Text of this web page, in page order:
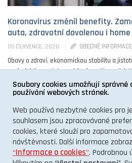
Koronavirus změnil benefity.
auta, zdravotní dovolenou i
05 ČERVENCE, 2020
OBECNÉ INFORMACE
Obavy o zdraví, ekonomickou stabilitu a
v prioritách zaměstnanců i uchazečů o práci.
zaměstnaneckých preferencí, který v únoru ...
0
Soubory cookies umožňují správné
používání webových stránek.
Web používá nezbytné cookies pro
souhlasem jsou zpracovávané
cookies, které slouží pro
návštěvnosti. Další informace
“Informace o cookies”. Podrobnou